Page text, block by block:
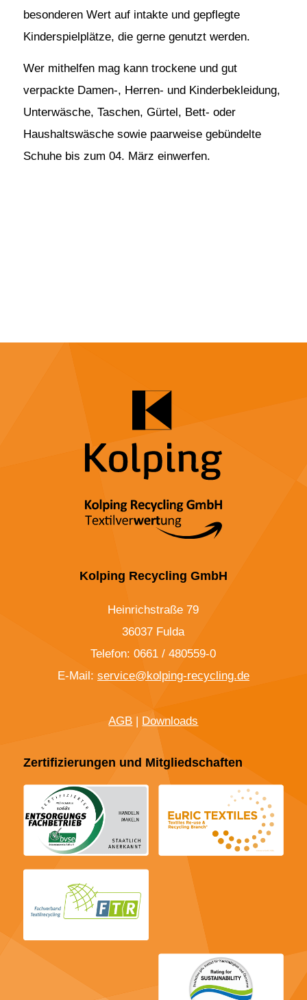
besonderen Wert auf intakte und gepflegte
Kinderspielplätze, die gerne genutzt werden.
Wer mithelfen mag kann trockene und gut
verpackte Damen-, Herren- und Kinderbekleidung,
Unterwäsche, Taschen, Gürtel, Bett- oder
Haushaltswäsche sowie paarweise gebündelte
Schuhe bis zum 04. März einwerfen.
Kolping Recycling GmbH
Heinrichstraße 79
36037 Fulda
Telefon: 0661 / 480559-0
E-Mail: service@kolping-recycling.de
AGB Downloads
Zertifizierungen und Mitgliedschaften